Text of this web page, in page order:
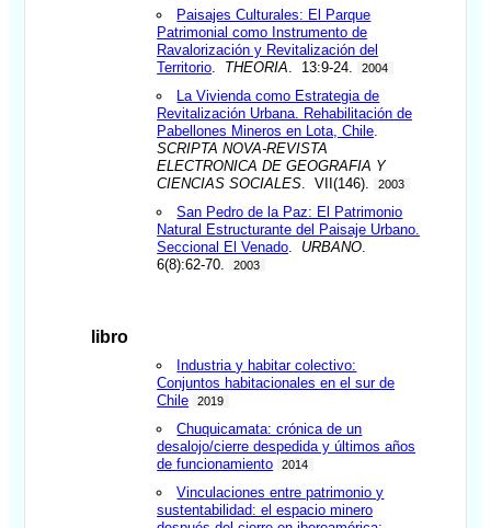
Paisajes Culturales: El Parque
Patrimonial como Instrumento de
Ravalorización y Revitalización del
Territorio
THEORIA . 13:9-24. 2004
La Vivienda como Estrategia de
Revitalización Urbana. Rehabilitación de
Pabellones Mineros en Lota, Chile
SCRIPTA NOVA-REVISTA
ELECTRONICA DE GEOGRAFIA Y
CIENCIAS SOCIALES . VII(146). 2003
San Pedro de la Paz: El Patrimonio
Natural Estructurante del Paisaje Urbano.
Seccional El Venado
URBANO
6(8):62-70.
2003
libro
Industria y habitar colectivo:
Conjuntos habitacionales en el sur de
Chile
2019
Chuquicamata: crónica de un
desalojo/cierre despedida y últimos años
de funcionamiento
2014
Vinculaciones entre patrimonio y
sustentabilidad: el espacio minero